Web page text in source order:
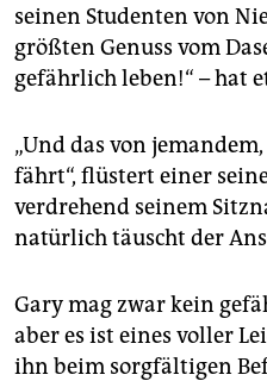
genossenschaft
epaper login
seinen Studenten von
größten Genuss vom
gefährlich leben!“ – hat
„Und das von
fährt“, flüstert einer
verdrehend seinem
natürlich täuscht der
Gary mag zwar kein
aber es ist eines voller
ihn beim sorgfältigen